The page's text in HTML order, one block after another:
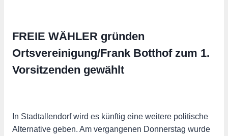
FREIE WÄHLER gründen
Ortsvereinigung/Frank Botthof zum 1.
Vorsitzenden gewählt
In Stadtallendorf wird es künftig eine weitere politische
Alternative geben. Am vergangenen Donnerstag wurde